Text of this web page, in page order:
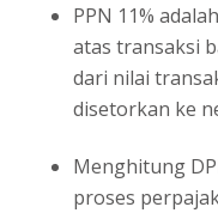
PPN 11%
atas transaksi
dari nilai
disetorkan ke
Menghitung
proses